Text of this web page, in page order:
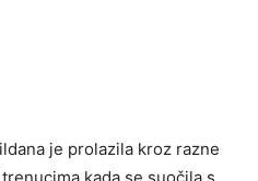
je prolazila kroz razne